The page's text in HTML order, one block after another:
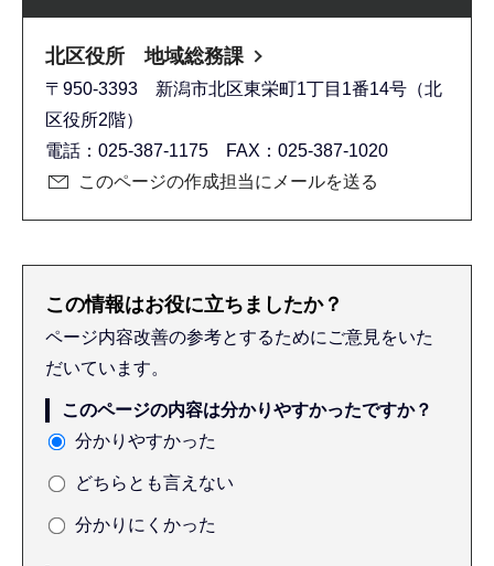
北区役所 地域総務課
〒950-3393 新潟市北区東栄町1丁目1番14号（北
区役所2階）
電話：025-387-1175 FAX：025-387-1020
このページの作成担当にメールを送る
この情報はお役に立ちましたか？
ページ内容改善の参考とするためにご意見をいた
だいています。
このページの内容は分かりやすかったですか？
分かりやすかった
どちらとも言えない
分かりにくかった